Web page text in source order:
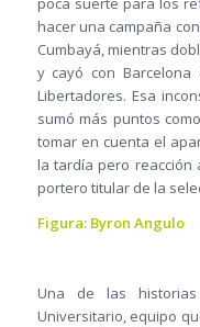
hacer una campaña
Cumbayá, mientras
y cayó con
Libertadores. Esa
sumó más puntos
tomar en cuenta el
la tardía pero reacción
portero titular de la
Figura: Byron Angulo
Una de las
Universitario, equipo